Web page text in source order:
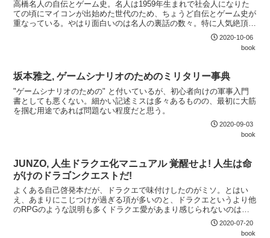
高橋名人の自伝とゲーム史。名人は1959年生まれで社会人になりた
ての頃にマイコンが出始めた世代のため、ちょうど自伝とゲーム史が
重なっている。やはり面白いのは名人の裏話の数々。特に人気絶頂期
のキャラバンはかなりギリギリの中で実現していたことがよく分か
る。また、PCエンジンの誕生とともに「ファミコンの高橋名人」が
一旦姿を消し、「ハドソンの高橋名人」としての活動が増えていく様
2020-10-06
book
坂本雅之, ゲームシナリオのためのミリタリー事典
"ゲームシナリオのための" と付いているが、初心者向けの軍事入門
書としても悪くない。細かい記述ミスは多々あるものの、最初に大筋
を掴む用途であれば問題ない程度だと思う。
2020-09-03
book
JUNZO, 人生ドラクエ化マニュアル 覚醒せよ! 人生は命
がけのドラゴンクエストだ!
よくある自己啓発本だが、ドラクエで味付けしたのがミソ。とはい
え、あまりにこじつけが過ぎる項が多いのと、ドラクエというより他
のRPGのような説明も多くドラクエ愛があまり感じられないのはい
2020-07-20
book